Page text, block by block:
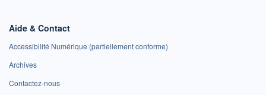
Aide & Contact
Accessibilité Numérique (partiellement conforme)
Archives
Contactez-nous